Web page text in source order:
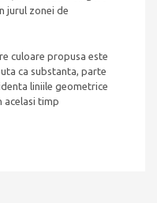
jurul zonei de
culoare propusa este
ca substanta, parte
liniile geometrice
acelasi timp